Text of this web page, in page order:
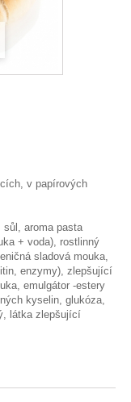
v papírových
sůl, aroma pasta
+ voda), rostlinný
sladová mouka,
enzymy), zlepšující
emulgátor -estery
kyselin, glukóza,
látka zlepšující